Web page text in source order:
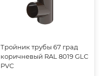
Тройник трубы 67 град
коричневый RAL 8019 GLC
PVC